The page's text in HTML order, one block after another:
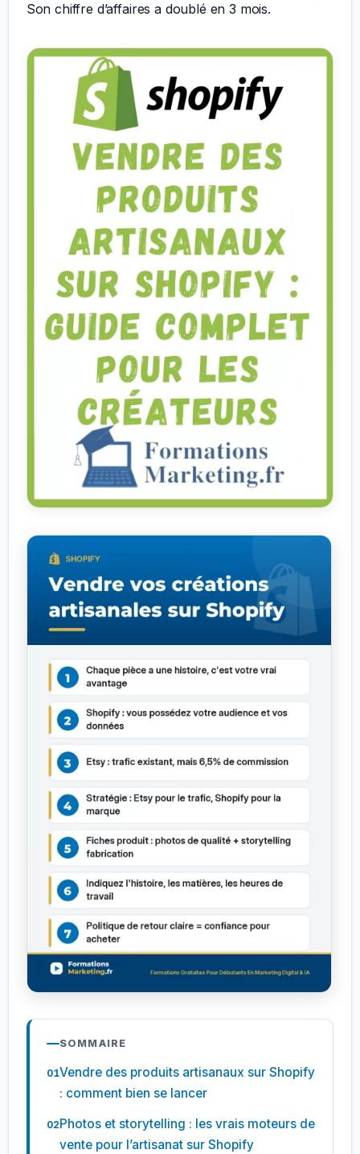
Son chiffre d’affaires a doublé en 3 mois.
SOMMAIRE
Vendre des produits artisanaux sur Shopify
: comment bien se lancer
Photos et storytelling : les vrais moteurs de
vente pour l’artisanat sur Shopify